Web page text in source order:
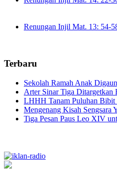
Renungan Injil Mat. 13: 54-
Terbaru
Sekolah Ramah Anak
Arter Sinar Tiga Ditargetkan
LHHH Tanam Puluhan
Mengenang Kisah Sengsara
Tiga Pesan Paus Leo XIV